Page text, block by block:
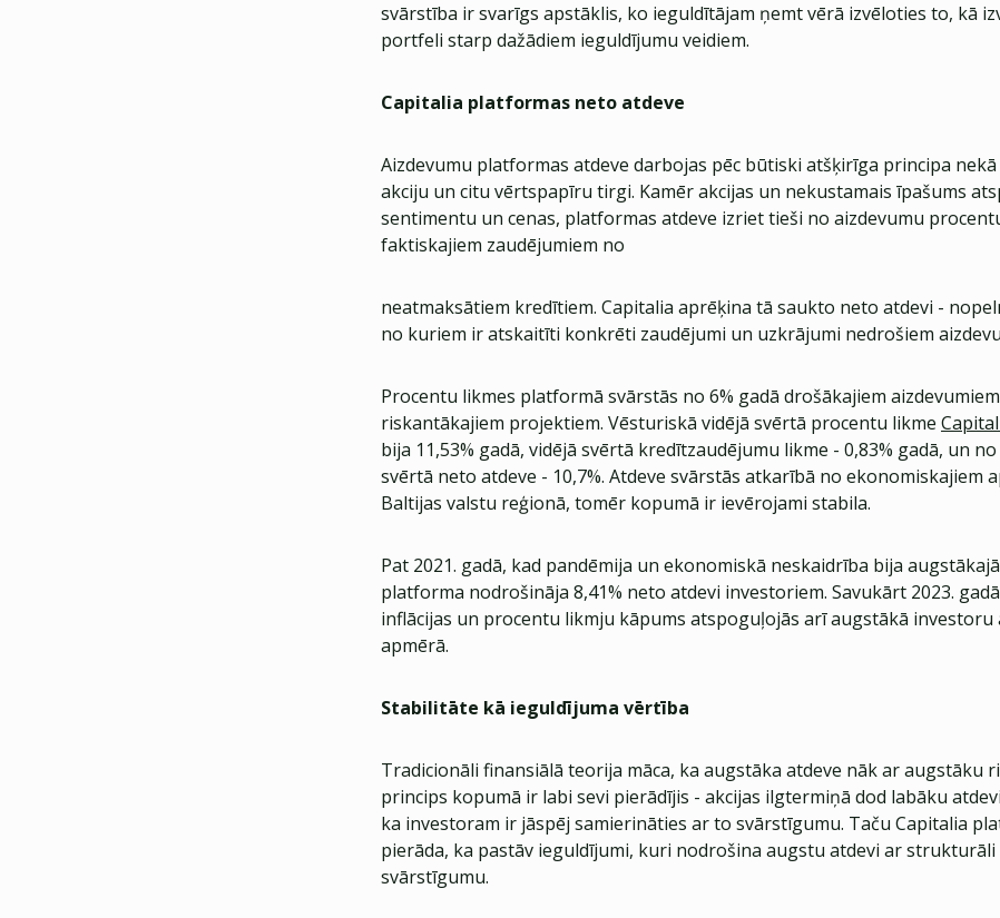
svārstība ir svarīgs apstāklis, ko ieguldītājam ņemt vērā izvēloties to, kā
portfeli starp dažādiem ieguldījumu veidiem.
Capitalia platformas neto atdeve
Aizdevumu platformas atdeve darbojas pēc būtiski atšķirīga principa
akciju un citu vērtspapīru tirgi. Kamēr akcijas un nekustamais īpašums
sentimentu un cenas, platformas atdeve izriet tieši no aizdevumu
faktiskajiem zaudējumiem no
neatmaksātiem kredītiem. Capitalia aprēķina tā saukto neto atdevi -
no kuriem ir atskaitīti konkrēti zaudējumi un uzkrājumi nedrošiem
Procentu likmes platformā svārstās no 6% gadā drošākajiem
riskantākajiem projektiem. Vēsturiskā vidējā svērtā procentu likme
bija 11,53% gadā, vidējā svērtā kredītzaudējumu likme - 0,83% gadā, un
svērtā neto atdeve - 10,7%. Atdeve svārstās atkarībā no ekonomiskajiem
Baltijas valstu reģionā, tomēr kopumā ir ievērojami stabila.
Pat 2021. gadā, kad pandēmija un ekonomiskā neskaidrība bija
platforma nodrošināja 8,41% neto atdevi investoriem. Savukārt 2023.
inflācijas un procentu likmju kāpums atspoguļojās arī augstākā investoru
apmērā.
Stabilitāte kā ieguldījuma vērtība
Tradicionāli finansiālā teorija māca, ka augstāka atdeve nāk ar augstāku
princips kopumā ir labi sevi pierādījis - akcijas ilgtermiņā dod labāku
ka investoram ir jāspēj samierināties ar to svārstīgumu. Taču Capitalia
pierāda, ka pastāv ieguldījumi, kuri nodrošina augstu atdevi ar strukturāli
svārstīgumu.